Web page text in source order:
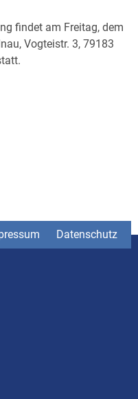
findet am Freitag, dem
Vogteistr. 3, 79183
Datenschutz